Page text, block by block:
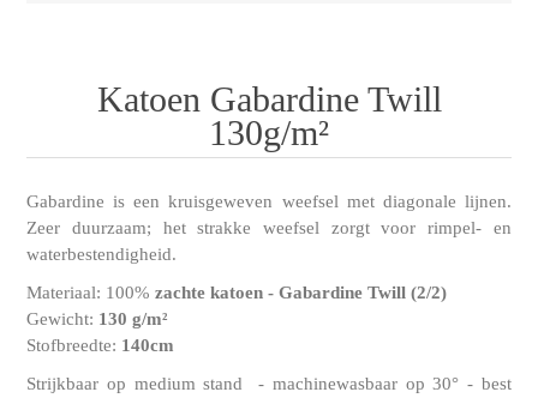
Katoen Gabardine Twill
130g/m²
Gabardine is een kruisgeweven weefsel met diagonale lijnen.
Zeer duurzaam; het strakke weefsel zorgt voor rimpel- en
waterbestendigheid.
Materiaal: 100%zachte katoen - Gabardine Twill (2/2)
Gewicht: 130 g/m²
Stofbreedte: 140cm
Strijkbaar op medium stand - machinewasbaar op 30° - best